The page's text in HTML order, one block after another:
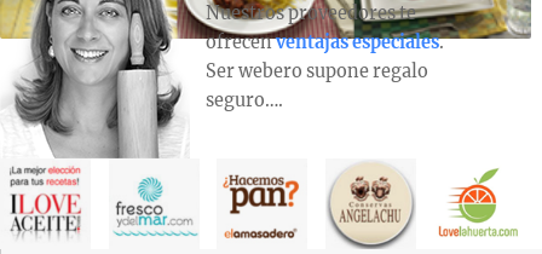
Nuestros proveedores te
ofrecenventajas especiales.
Ser webero supone regalo
seguro….